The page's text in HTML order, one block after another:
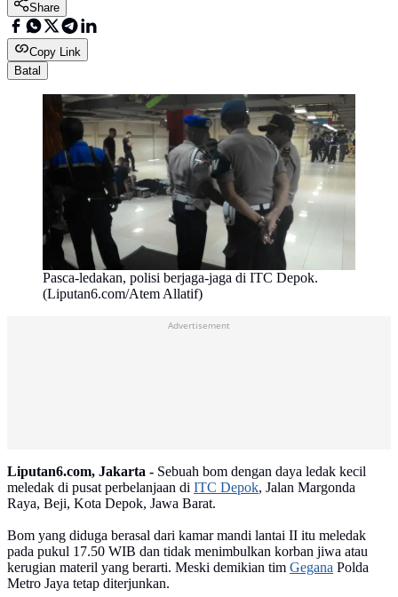
Share
Copy Link
Batal
Pasca-ledakan, polisi berjaga-jaga di ITC Depok.
(Liputan6.com/Atem Allatif)
Advertisement
Liputan6.com, Jakarta - Sebuah bom dengan daya ledak kecil
meledak di pusat perbelanjaan di ITC Depok, Jalan Margonda
Raya, Beji, Kota Depok, Jawa Barat.
Bom yang diduga berasal dari kamar mandi lantai II itu meledak
pada pukul 17.50 WIB dan tidak menimbulkan korban jiwa atau
kerugian materil yang berarti. Meski demikian tim Gegana Polda
Metro Jaya tetap diterjunkan.